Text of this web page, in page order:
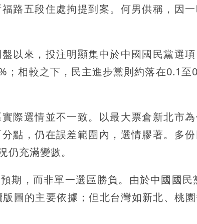
路五段住處拘提到案。何男供稱，因
以來，投注明顯集中於中國國民黨選
相較之下，民主進步黨則約落在0.1至
際選情並不一致。以最大票倉新北市
點，仍在誤差範圍內，選情膠著。多
充滿變數。
期，而非單一選區勝負。由於中國國民
圖的主要依據；但北台灣如新北、桃